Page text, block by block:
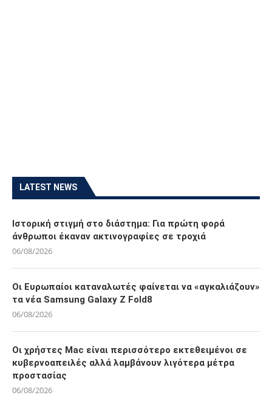
LATEST NEWS
Ιστορική στιγμή στο διάστημα: Για πρώτη φορά
άνθρωποι έκαναν ακτινογραφίες σε τροχιά
06/08/2026
Οι Ευρωπαίοι καταναλωτές φαίνεται να «αγκαλιάζουν»
τα νέα Samsung Galaxy Z Fold8
06/08/2026
Οι χρήστες Mac είναι περισσότερο εκτεθειμένοι σε
κυβερνοαπειλές αλλά λαμβάνουν λιγότερα μέτρα
προστασίας
06/08/2026